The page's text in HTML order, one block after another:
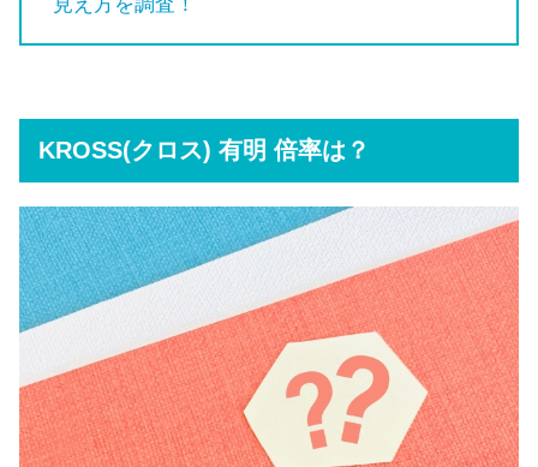
KROSS(クロス) 有明 倍率は？